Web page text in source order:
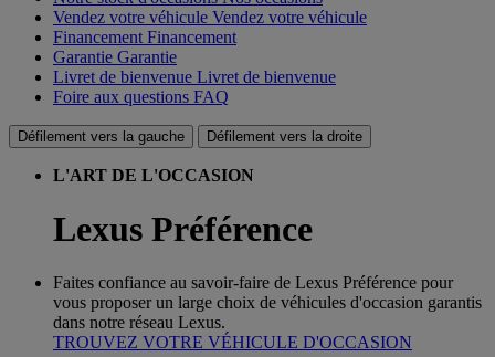
Vendez votre véhicule Vendez votre véhicule
Financement Financement
Garantie Garantie
Livret de bienvenue Livret de bienvenue
Foire aux questions FAQ
Défilement vers la gauche Défilement vers la droite
L'ART DE L'OCCASION
Lexus Préférence
Faites confiance au savoir-faire de Lexus Préférence pour
vous proposer un large choix de véhicules d'occasion garantis
dans notre réseau Lexus.
TROUVEZ VOTRE VÉHICULE D'OCCASION